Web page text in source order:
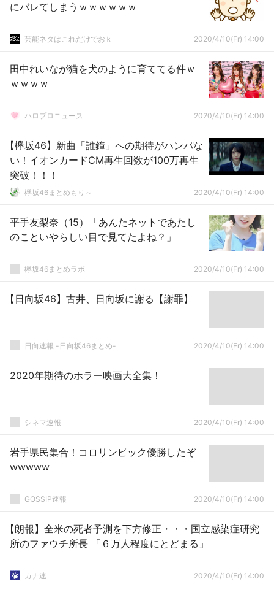
にバレてしまうｗｗｗｗｗｗ
芸能ネタはこれだけでおｋ 2020/4/10(Fr) 14:00
田中れいなが猫を犬のように育ててる件ｗ
ｗｗｗｗ
ハロプロニュース 2020/4/10(Fr) 14:00
【欅坂46】新曲「誰鐘」への期待がハンパな
い！イオンカードCM再生回数が100万再生
突破！！！
欅坂46まとめもり～ 2020/4/10(Fr) 14:00
平手友梨奈（15）「あんたネットであたし
のこといやらしい目で見てたよね？」
欅坂46まとめラボ 2020/4/10(Fr) 14:00
【日向坂46】古井、日向坂に謝る【謝罪】
日向速報 -日向坂46まとめ- 2020/4/10(Fr) 14:00
2020年期待のホラー映画大全集！
シネマ速報 2020/4/10(Fr) 14:00
岩手県民集合！コロリンピック優勝したぞ
wwwww
GOSSIP速報 2020/4/10(Fr) 14:00
【朗報】全米の死者予測を下方修正・・・国立感染症研究
所のファウチ所長 「６万人程度にとどまる」
カナ速 2020/4/10(Fr) 14:00